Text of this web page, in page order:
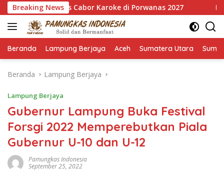
Langsung
ke
konten
Breaking News
Cabor Karoke di Porwanas 2027 Pimpin HKTI
Beranda Lampung Berjaya Aceh Sumatera Utara
Beranda Lampung Berjaya
Lampung Berjaya
Gubernur Lampung Buka Festival
Forsgi 2022 Memperebutkan Piala
Gubernur U-10 dan U-12
Pamungkas Indonesia
September 25, 2022